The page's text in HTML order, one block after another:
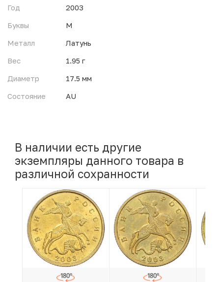
Год
2003
Буквы
М
Металл
Латунь
Вес
1.95 г
Диаметр
17.5 мм
Состояние
AU
В наличии есть другие
экземпляры данного товара в
различной сохранности